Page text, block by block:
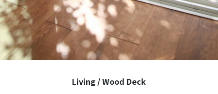
Living / Wood Deck